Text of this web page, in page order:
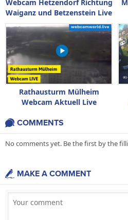
Webcam Hetzendorf Richtung
Waiganz und Betzenstein Live
Rathausturm Mülheim
Webcam Aktuell Live
COMMENTS
No comments yet. Be the first by the
MAKE A COMMENT